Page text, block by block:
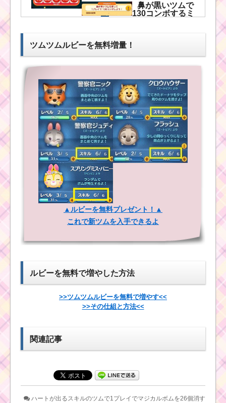
耳が丸いツムで70コン
ーボーナス値は10～
70%
ツムツム2017年
8月の新ツム・イ
ベント予想｜リ
ーク情報などか
ら
ツムツム8月期間限定ツ
ムのトリトン王とロマ
ンスアリエルの確率ア
11月最新ピック
アップガチャ第7
弾にジミニー･ピ
ート登場！全9体
を紹介！
アラジンと魔法のラン
鼻が黒いツムで
130コンボするミ
ガチャ・確率アップ・
新イベントカレンダー
フィーバータイムと
は？ツムツム攻略のカ
ギを握る5つのメリット
ようの遊び方・
攻略法・報酬
白い手のツムでツム
ツムツム9月ディズニ
ーストーリーブックス
イベント3枚目のミッシ
ツムツムコイン
ーン！最大
36,000コインゲ
ットのチャンス
ツムツムルビーを無料増量！
▲ルビーを無料プレゼント！▲
これで新ツムを入手できるよ
ルビーを無料で増やした方法
>>ツムツムルビーを無料で増やす<<
>>その仕組と方法<<
関連記事
ハートが出るスキルのツムで1プレイでマジカルボムを26個消す